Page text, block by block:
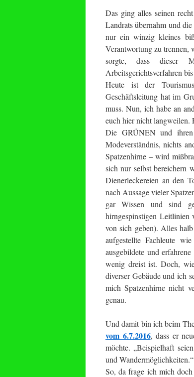
Das ging alles seinen
Landrats übernahm und
nur ein winzig kleines
Verantwortung zu trennen,
sorgte, dass dieser
Arbeitsgerichtsverfahren
Heute ist der
Geschäftsleitung hat im
muss. Nun, ich habe an
euch hier nicht langweilen.
Die GRÜNEN und ihren
Modeverständnis, nichts
Spatzenhirne – wird
sich nur selbst bereichern
Dienerleckereien an den
nach Aussage vieler
gar Wissen und sind
hirngespinstigen Leitlinien
von sich geben). Alles
aufgestellte Fachleute
ausgebildete und
wenig dreist ist. Doch,
diverser Gebäude und ich
mich Spatzenhirne nicht
genau.
Und damit bin ich beim
vom 6.7.2016, dass er
möchte. „Beispielhaft
und Wandermöglichkeiten.“
So, da frage ich mich